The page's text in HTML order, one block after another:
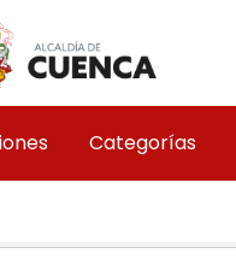
Categorías